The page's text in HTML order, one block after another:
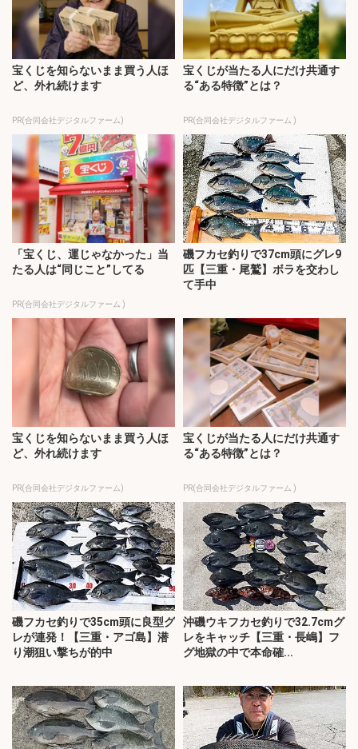
宝くじを知らないまま買う人ほ
ど、外れ続けます
PR(合同会社デジタルファーム)
宝くじが当たる人にだけ共通す
る“ある特徴”とは？
PR(合同会社デジタルファーム )
「宝くじ、運じゃなかった」当
たる人は“同じこと”してる
PR(合同会社デジタルファーム )
磯フカセ釣りで37cm頭にグレ9
匹【三重・尾鷲】ボラを交わし
て手中
宝くじを知らないまま買う人ほ
ど、外れ続けます
PR(合同会社デジタルファーム)
宝くじが当たる人にだけ共通す
る“ある特徴”とは？
PR(合同会社デジタルファーム )
磯フカセ釣りで35cm頭に良型グ
レが連発！【三重・アゴ島】潜
り潮狙い撃ちが的中
沖磯ウキフカセ釣りで32.7cmグ
レをキャッチ【三重・長嶋】フ
グ地獄の中で本命確...